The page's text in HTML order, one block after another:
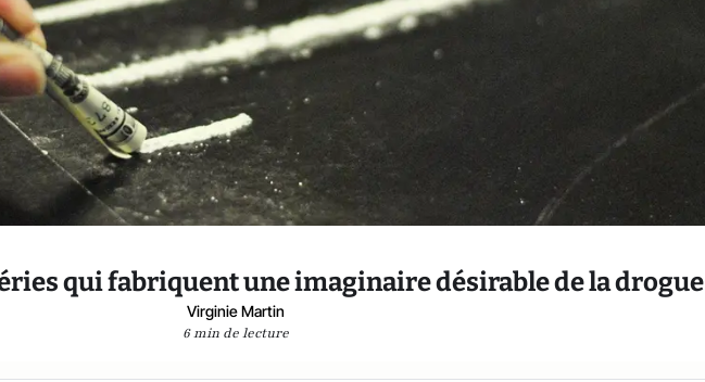
qui fabriquent une imaginaire désirable de la drogue
Virginie Martin
6 min de lecture